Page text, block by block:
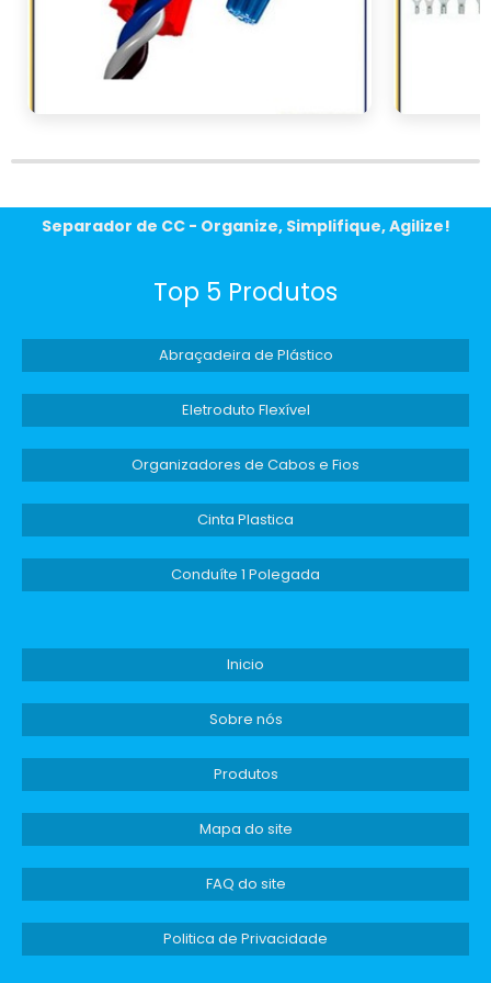
Separador de CC - Organize, Simplifique, Agilize!
Top 5 Produtos
Abraçadeira de Plástico
Eletroduto Flexível
Organizadores de Cabos e Fios
Cinta Plastica
Conduíte 1 Polegada
Inicio
Sobre nós
Produtos
Mapa do site
FAQ do site
Politica de Privacidade